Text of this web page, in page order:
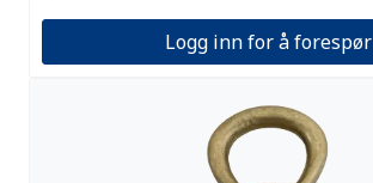
Logg inn for å forespør